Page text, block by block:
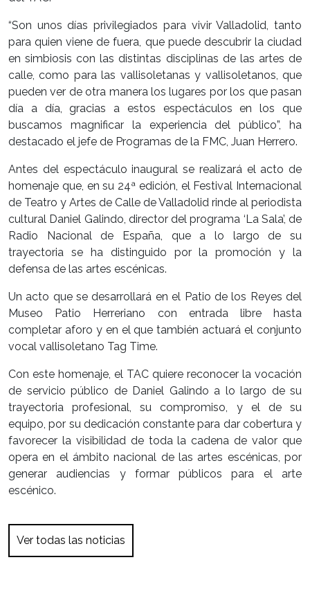
“Son unos días privilegiados para vivir Valladolid, tanto
para quien viene de fuera, que puede descubrir la ciudad
en simbiosis con las distintas disciplinas de las artes de
calle, como para las vallisoletanas y vallisoletanos, que
pueden ver de otra manera los lugares por los que pasan
día a día, gracias a estos espectáculos en los que
buscamos magnificar la experiencia del público”, ha
destacado el jefe de Programas de la FMC, Juan Herrero.
Antes del espectáculo inaugural se realizará el acto de
homenaje que, en su 24ª edición, el Festival Internacional
de Teatro y Artes de Calle de Valladolid rinde al periodista
cultural Daniel Galindo, director del programa ‘La Sala’, de
Radio Nacional de España, que a lo largo de su
trayectoria se ha distinguido por la promoción y la
defensa de las artes escénicas.
Un acto que se desarrollará en el Patio de los Reyes del
Museo Patio Herreriano con entrada libre hasta
completar aforo y en el que también actuará el conjunto
vocal vallisoletano Tag Time.
Con este homenaje, el TAC quiere reconocer la vocación
de servicio público de Daniel Galindo a lo largo de su
trayectoria profesional, su compromiso, y el de su
equipo, por su dedicación constante para dar cobertura y
favorecer la visibilidad de toda la cadena de valor que
opera en el ámbito nacional de las artes escénicas, por
generar audiencias y formar públicos para el arte
escénico.
Ver todas las noticias